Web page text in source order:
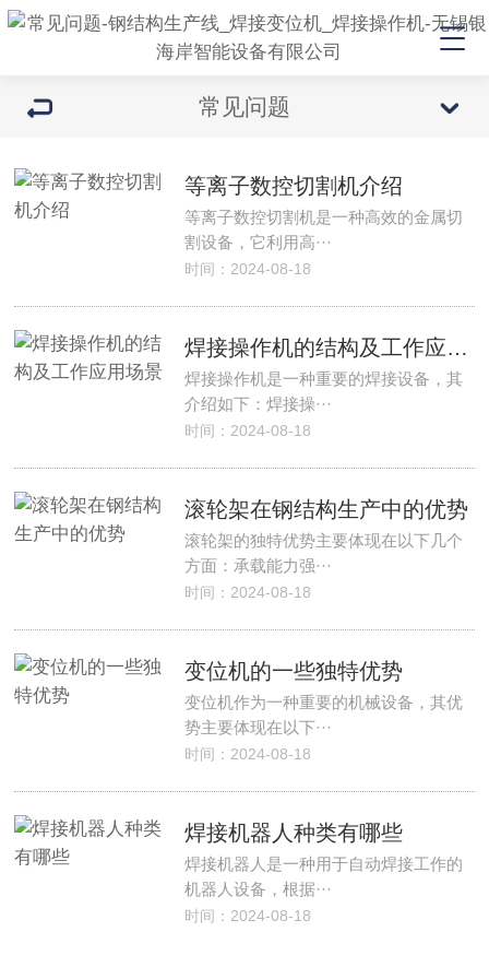
常见问题
等离子数控切割机介绍
等离子数控切割机是一种高效的金属切
割设备，它利用高···
时间：2024-08-18
焊接操作机的结构及工作应用场景
焊接操作机是一种重要的焊接设备，其
介绍如下：焊接操···
时间：2024-08-18
滚轮架在钢结构生产中的优势
滚轮架的独特优势主要体现在以下几个
方面：承载能力强···
时间：2024-08-18
变位机的一些独特优势
变位机作为一种重要的机械设备，其优
势主要体现在以下···
时间：2024-08-18
焊接机器人种类有哪些
焊接机器人是一种用于自动焊接工作的
机器人设备，根据···
时间：2024-08-18